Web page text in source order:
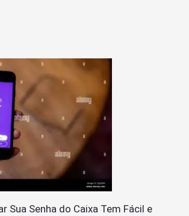
Sua Senha do Caixa Tem Fácil e